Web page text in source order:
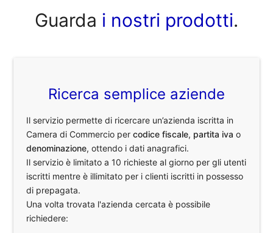
Guarda i nostri prodotti.
Ricerca semplice aziende
Il servizio permette di ricercare un’azienda iscritta in
Camera di Commercio percodice fiscale, partita iva o
denominazione, ottendo i dati anagrafici.
Il servizio è limitato a 10 richieste al giorno per gli utenti
iscritti mentre è illimitato per i clienti iscritti in possesso
di prepagata.
Una volta trovata l'azienda cercata è possibile
richiedere: